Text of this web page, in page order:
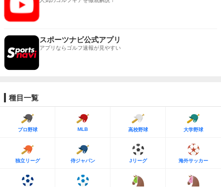
スポーツナビ公式アプリ
アプリならゴルフ速報が見やすい
種目一覧
プロ野球 MLB 高校野球 大学野球
独立リーグ 侍ジャパン Jリーグ 海外サッカー